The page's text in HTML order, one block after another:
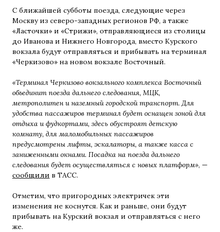
С ближайшей субботы поезда, следующие через
Москву из северо-западных регионов РФ, а также
«Ласточки» и «Стрижи», отправляющиеся из столицы
до Иванова и Нижнего Новгорода, вместо Курского
вокзала будут отправляться и прибывать на терминал
«Черкизово» на новом вокзале Восточный.
«Терминал Черкизово вокзального комплекса Восточный
объединит поезда дальнего следования, МЦК,
метрополитен и наземный городской транспорт. Для
удобства пассажиров терминал будет оснащен зоной для
отдыха и фудкортами, здесь обустроят детскую
комнату, для маломобильных пассажиров
предусмотрены лифты, эскалаторы, а также касса с
заниженными окнами. Посадка на поезда дальнего
следования будет осуществляться с новых платформ», —
сообщили в ТАСС.
Отметим, что пригородных электричек эти
изменения не коснутся. Как и раньше, они будут
прибывать на Курский вокзал и отправляться с него
же.